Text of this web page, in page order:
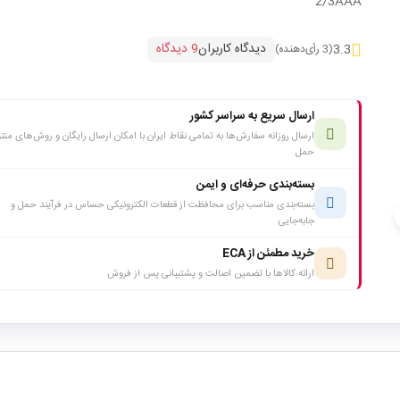
3.3(3 رأی‌دهنده) دیدگاه کاربران9 دیدگاه
ارسال سریع به سراسر کشور
ارسال روزانه سفارش‌ها به تمامی نقاط ایران با امکان ارسال رایگان و روش‌های
حمل
بسته‌بندی حرفه‌ای و ایمن
بسته‌بندی مناسب برای محافظت از قطعات الکترونیکی حساس در فرآیند حمل و
جابه‌جایی
خرید مطمئن از ECA
ارائه کالاها با تضمین اصالت و پشتیبانی پس از فروش